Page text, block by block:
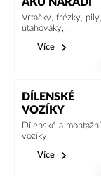
AKU NÁŘADÍ
Vrtačky, frézky, pily,
utahováky,...
Více
DÍLENSKÉ
VOZÍKY
Dílenské a montážní
vozíky
Více